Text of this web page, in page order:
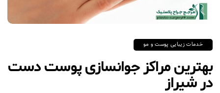
خدمات زیبایی پوست و مو
بهترین مراکز جوانسازی پوست دست
در شیراز